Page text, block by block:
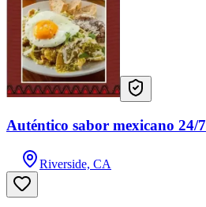
Auténtico sabor mexicano 24/7
Riverside, CA